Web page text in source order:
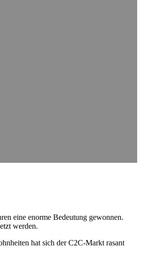
eine enorme Bedeutung gewonnen.
werden.
hat sich der C2C-Markt rasant